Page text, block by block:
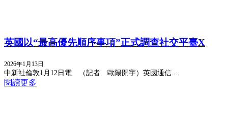
英國以“最高優先順序事項”正式調查社交平臺X
2026年1月13日
中新社倫敦1月12日電 （記者 歐陽開宇）英國通信...
閱讀更多